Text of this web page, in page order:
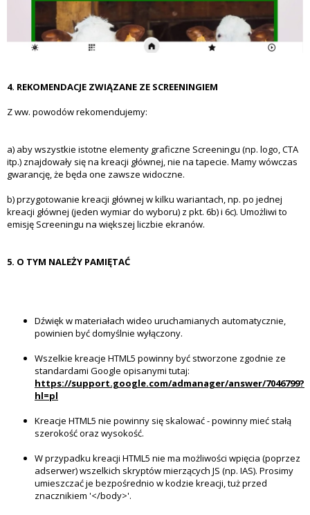
4. REKOMENDACJE ZWIĄZANE ZE SCREENINGIEM
Z ww. powodów rekomendujemy:
a) aby wszystkie istotne elementy graficzne Screeningu (np. logo, CTA
itp.) znajdowały się na kreacji głównej, nie na tapecie. Mamy wówczas
gwarancję, że będa one zawsze widoczne.
b) przygotowanie kreacji głównej w kilku wariantach, np. po jednej
kreacji głównej (jeden wymiar do wyboru) z pkt. 6b) i 6c). Umożliwi to
emisję Screeningu na większej liczbie ekranów.
5. O TYM NALEŻY PAMIĘTAĆ
Dźwięk w materiałach wideo uruchamianych automatycznie,
powinien być domyślnie wyłączony.
Wszelkie kreacje HTML5 powinny być stworzone zgodnie ze
standardami Google opisanymi tutaj:
https://support.google.com/admanager/answer/7046799?
hl=pl
Kreacje HTML5 nie powinny się skalować - powinny mieć stałą
szerokość oraz wysokość.
W przypadku kreacji HTML5 nie ma możliwości wpięcia (poprzez
adserwer) wszelkich skryptów mierzących JS (np. IAS). Prosimy
umieszczać je bezpośrednio w kodzie kreacji, tuż przed
znacznikiem '</body>'.